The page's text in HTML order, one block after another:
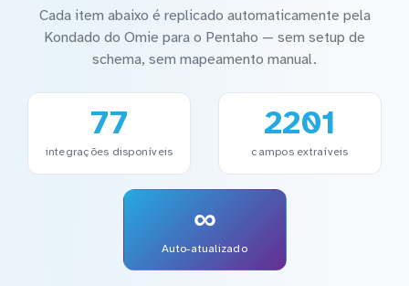
Cada item abaixo é replicado automaticamente pela
Kondado do Omie para o Pentaho — sem setup de
schema, sem mapeamento manual.
77
integrações disponíveis
2201
campos extraíveis
∞
Auto-atualizado